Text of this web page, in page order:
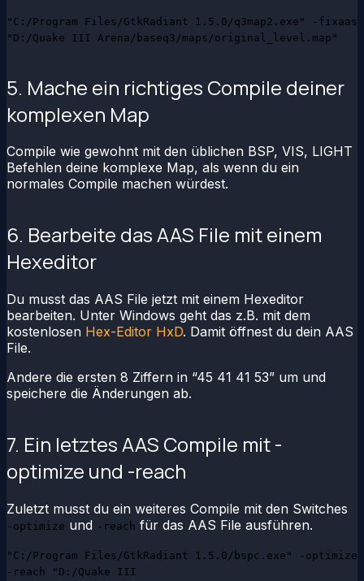
"C:/Program Files/GtkRadiant 1.5.0/q3map2.exe" -fixaas
"D:/Quake III Arena/baseq3/maps/original_level.map"
5. Mache ein richtiges Compile deiner
komplexen Map
Compile wie gewohnt mit den üblichen BSP, VIS, LIGHT
Befehlen deine komplexe Map, als wenn du ein
normales Compile machen würdest.
6. Bearbeite das AAS File mit einem
Hexeditor
Du musst das AAS File jetzt mit einem Hexeditor
bearbeiten. Unter Windows geht das z.B. mit dem
kostenlosen Hex-Editor HxD. Damit öffnest du dein AAS
File.
Andere die ersten 8 Ziffern in “45 41 41 53” um und
speichere die Änderungen ab.
7. Ein letztes AAS Compile mit -
optimize und -reach
Zuletzt musst du ein weiteres Compile mit den Switches
-optimize und -reach für das AAS File ausführen.
"C:/Program Files/GtkRadiant 1.5.0/bspc.exe" -optimize
-reach "D:/Quake III